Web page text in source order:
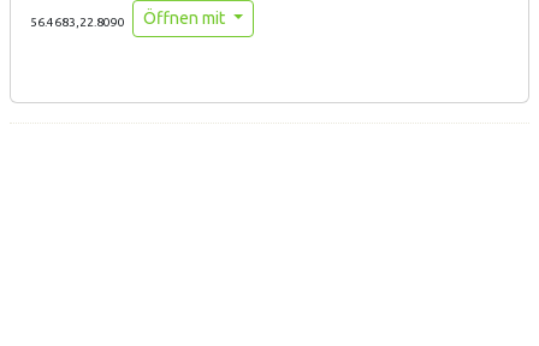
56.4683,22.8090 Öffnen mit